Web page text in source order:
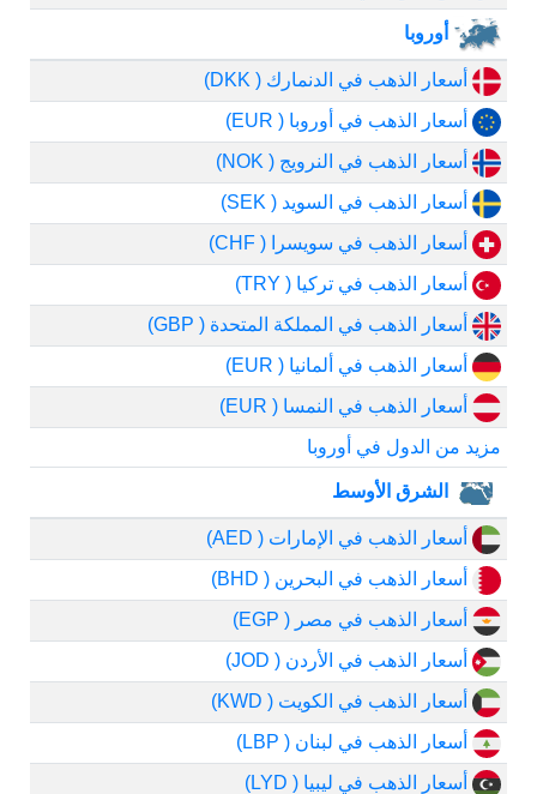
أوروبا
أسعار الذهب في الدنمارك ( DKK)
أسعار الذهب في أوروبا ( EUR)
أسعار الذهب في النرويج ( NOK)
أسعار الذهب في السويد ( SEK)
أسعار الذهب في سويسرا ( CHF)
أسعار الذهب في تركيا ( TRY)
أسعار الذهب في المملكة المتحدة ( GBP)
أسعار الذهب في ألمانيا ( EUR)
أسعار الذهب في النمسا ( EUR)
مزيد من الدول في أوروبا
الشرق الأوسط
أسعار الذهب في الإمارات ( AED)
أسعار الذهب في البحرين ( BHD)
أسعار الذهب في مصر ( EGP)
أسعار الذهب في الأردن ( JOD)
أسعار الذهب في الكويت ( KWD)
أسعار الذهب في لبنان ( LBP)
أسعار الذهب في ليبيا ( LYD)